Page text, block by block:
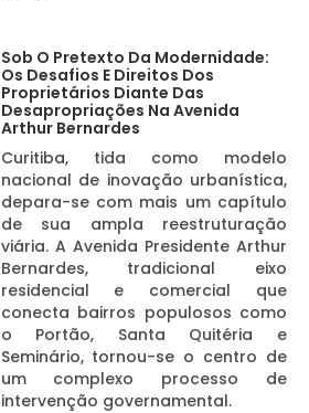
Sob O Pretexto Da Modernidade:
Os Desafios E Direitos Dos
Proprietários Diante Das
Desapropriações Na Avenida
Arthur Bernardes
Curitiba, tida como modelo
nacional de inovação urbanística,
depara-se com mais um capítulo
de sua ampla reestruturação
viária. A Avenida Presidente Arthur
Bernardes, tradicional eixo
residencial e comercial que
conecta bairros populosos como
o Portão, Santa Quitéria e
Seminário, tornou-se o centro de
um complexo processo de
intervenção governamental.